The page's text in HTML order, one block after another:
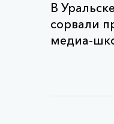
В
сорвали
медиа-